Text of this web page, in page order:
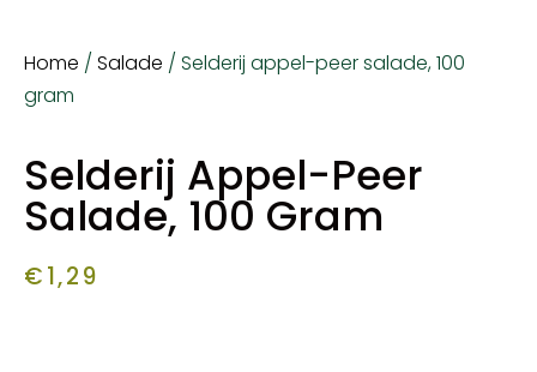
Home / Salade / Selderij appel-peer salade, 100
gram
Selderij Appel-Peer
Salade, 100 Gram
€1,29